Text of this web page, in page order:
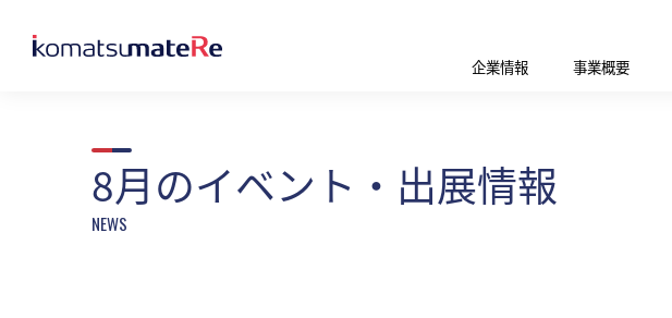
企業情報
事業概要
8月のイベント・出展情報